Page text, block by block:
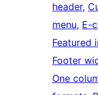
header,
menu, E-
Featured
Footer
One